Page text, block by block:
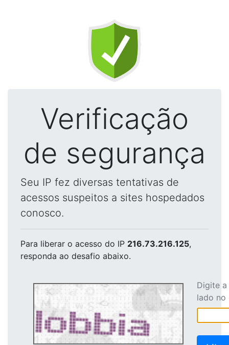
Verificação
de segurança
Seu IP fez diversas tentativas de
acessos suspeitos a sites hospedados
conosco.
Para liberar o acesso do IP 216.73.216.125,
responda ao desafio abaixo.
Digite
lado no